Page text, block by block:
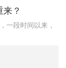
？
一段时间以来，